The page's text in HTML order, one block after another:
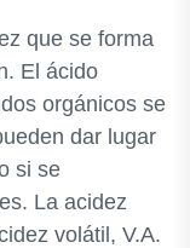
que se forma
El ácido
orgánicos se
dar lugar
si se
La acidez
volátil, V.A.